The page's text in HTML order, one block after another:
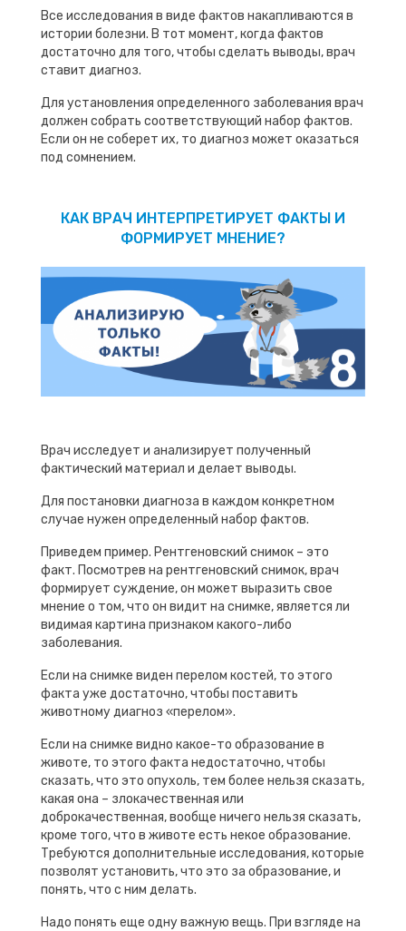
Все исследования в виде фактов накапливаются в
истории болезни. В тот момент, когда фактов
достаточно для того, чтобы сделать выводы, врач
ставит диагноз.
Для установления определенного заболевания врач
должен собрать соответствующий набор фактов.
Если он не соберет их, то диагноз может оказаться
под сомнением.
КАК ВРАЧ ИНТЕРПРЕТИРУЕТ ФАКТЫ И
ФОРМИРУЕТ МНЕНИЕ?
Врач исследует и анализирует полученный
фактический материал и делает выводы.
Для постановки диагноза в каждом конкретном
случае нужен определенный набор фактов.
Приведем пример. Рентгеновский снимок – это
факт. Посмотрев на рентгеновский снимок, врач
формирует суждение, он может выразить свое
мнение о том, что он видит на снимке, является ли
видимая картина признаком какого-либо
заболевания.
Если на снимке виден перелом костей, то этого
факта уже достаточно, чтобы поставить
животному диагноз «перелом».
Если на снимке видно какое-то образование в
животе, то этого факта недостаточно, чтобы
сказать, что это опухоль, тем более нельзя сказать,
какая она – злокачественная или
доброкачественная, вообще ничего нельзя сказать,
кроме того, что в животе есть некое образование.
Требуются дополнительные исследования, которые
позволят установить, что это за образование, и
понять, что с ним делать.
Надо понять еще одну важную вещь. При взгляде на